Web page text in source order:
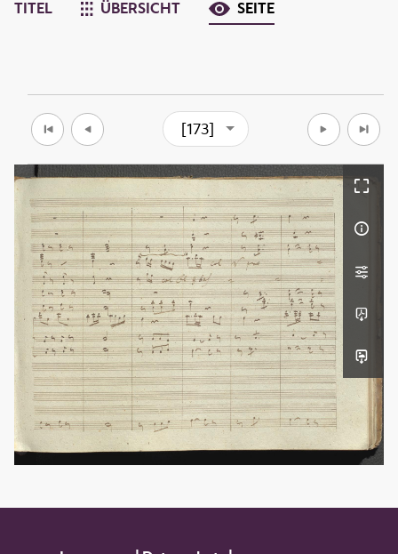
TITEL ÜBERSICHT SEITE
[173]